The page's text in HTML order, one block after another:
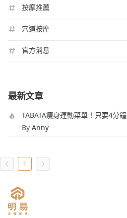
按摩推薦
穴道按摩
官方消息
最新文章
TABATA瘦身運動菜單！只要4分
By Anny
1